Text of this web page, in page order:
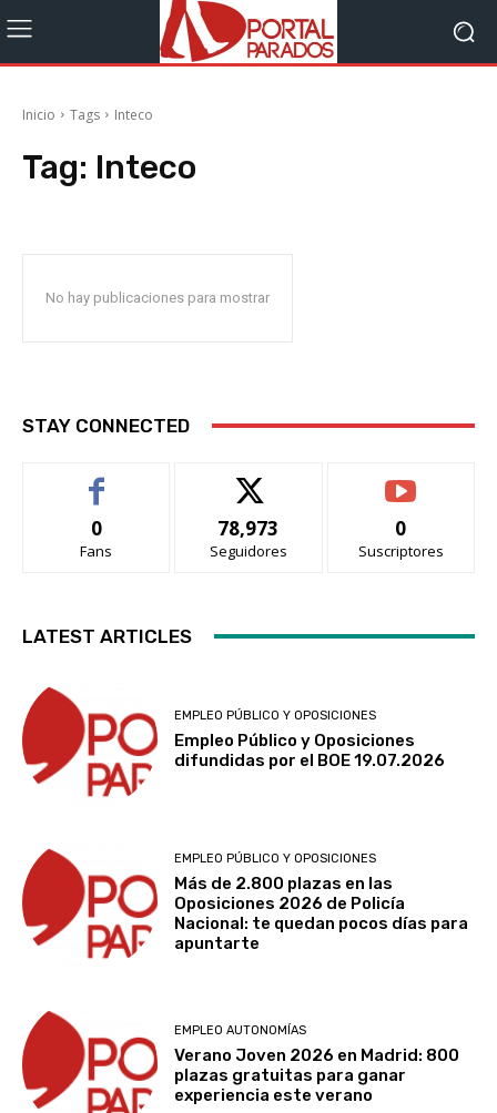
Inicio Tags Inteco
Tag: Inteco
No hay publicaciones para mostrar
STAY CONNECTED
0
Fans
78,973
Seguidores
0
Suscriptores
LATEST ARTICLES
EMPLEO PÚBLICO Y OPOSICIONES
Empleo Público y Oposiciones
difundidas por el BOE 19.07.2026
EMPLEO PÚBLICO Y OPOSICIONES
Más de 2.800 plazas en las
Oposiciones 2026 de Policía
Nacional: te quedan pocos días para
apuntarte
EMPLEO AUTONOMÍAS
Verano Joven 2026 en Madrid: 800
plazas gratuitas para ganar
experiencia este verano